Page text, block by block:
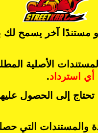
مستندًا آخر يسمح لك
الأصلية
استرداد.
إلى الحصول
والمستندات التي